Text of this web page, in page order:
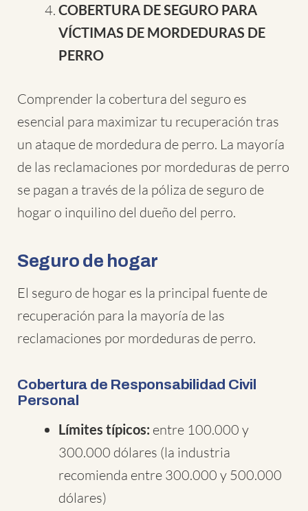
COBERTURA DE SEGURO PARA
VÍCTIMAS DE MORDEDURAS DE
PERRO
Comprender la cobertura del seguro es
esencial para maximizar tu recuperación tras
un ataque de mordedura de perro. La mayoría
de las reclamaciones por mordeduras de perro
se pagan a través de la póliza de seguro de
hogar o inquilino del dueño del perro.
Seguro de hogar
El seguro de hogar es la principal fuente de
recuperación para la mayoría de las
reclamaciones por mordeduras de perro.
Cobertura de Responsabilidad Civil
Personal
Límites típicos: entre 100.000 y
300.000 dólares (la industria
recomienda entre 300.000 y 500.000
dólares)